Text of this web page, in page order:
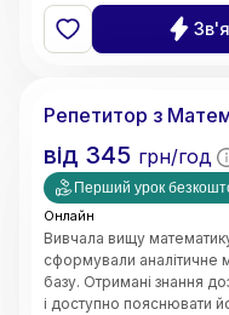
Швидке відновлення бази
Репетитор з
від 345 грн/год
Перший урок
Онлайн
Вивчала вищу
сформували аналітичне
базу. Отримані знання
і доступно пояснювати